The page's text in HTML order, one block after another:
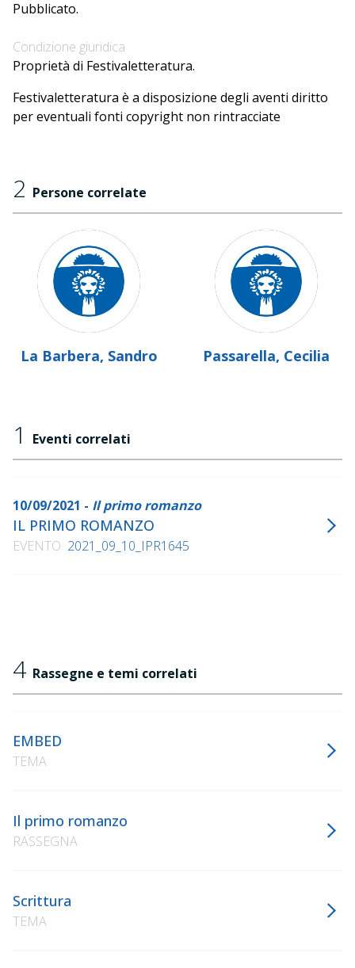
Pubblicato.
Condizione giuridica
Proprietà di Festivaletteratura.
Festivaletteratura è a disposizione degli aventi diritto
per eventuali fonti copyright non rintracciate
2 Persone correlate
La Barbera, Sandro Passarella, Cecilia
1 Eventi correlati
10/09/2021 - Il primo romanzo
IL PRIMO ROMANZO
EVENTO 2021_09_10_IPR1645
4 Rassegne e temi correlati
EMBED
TEMA
Il primo romanzo
RASSEGNA
Scrittura
TEMA